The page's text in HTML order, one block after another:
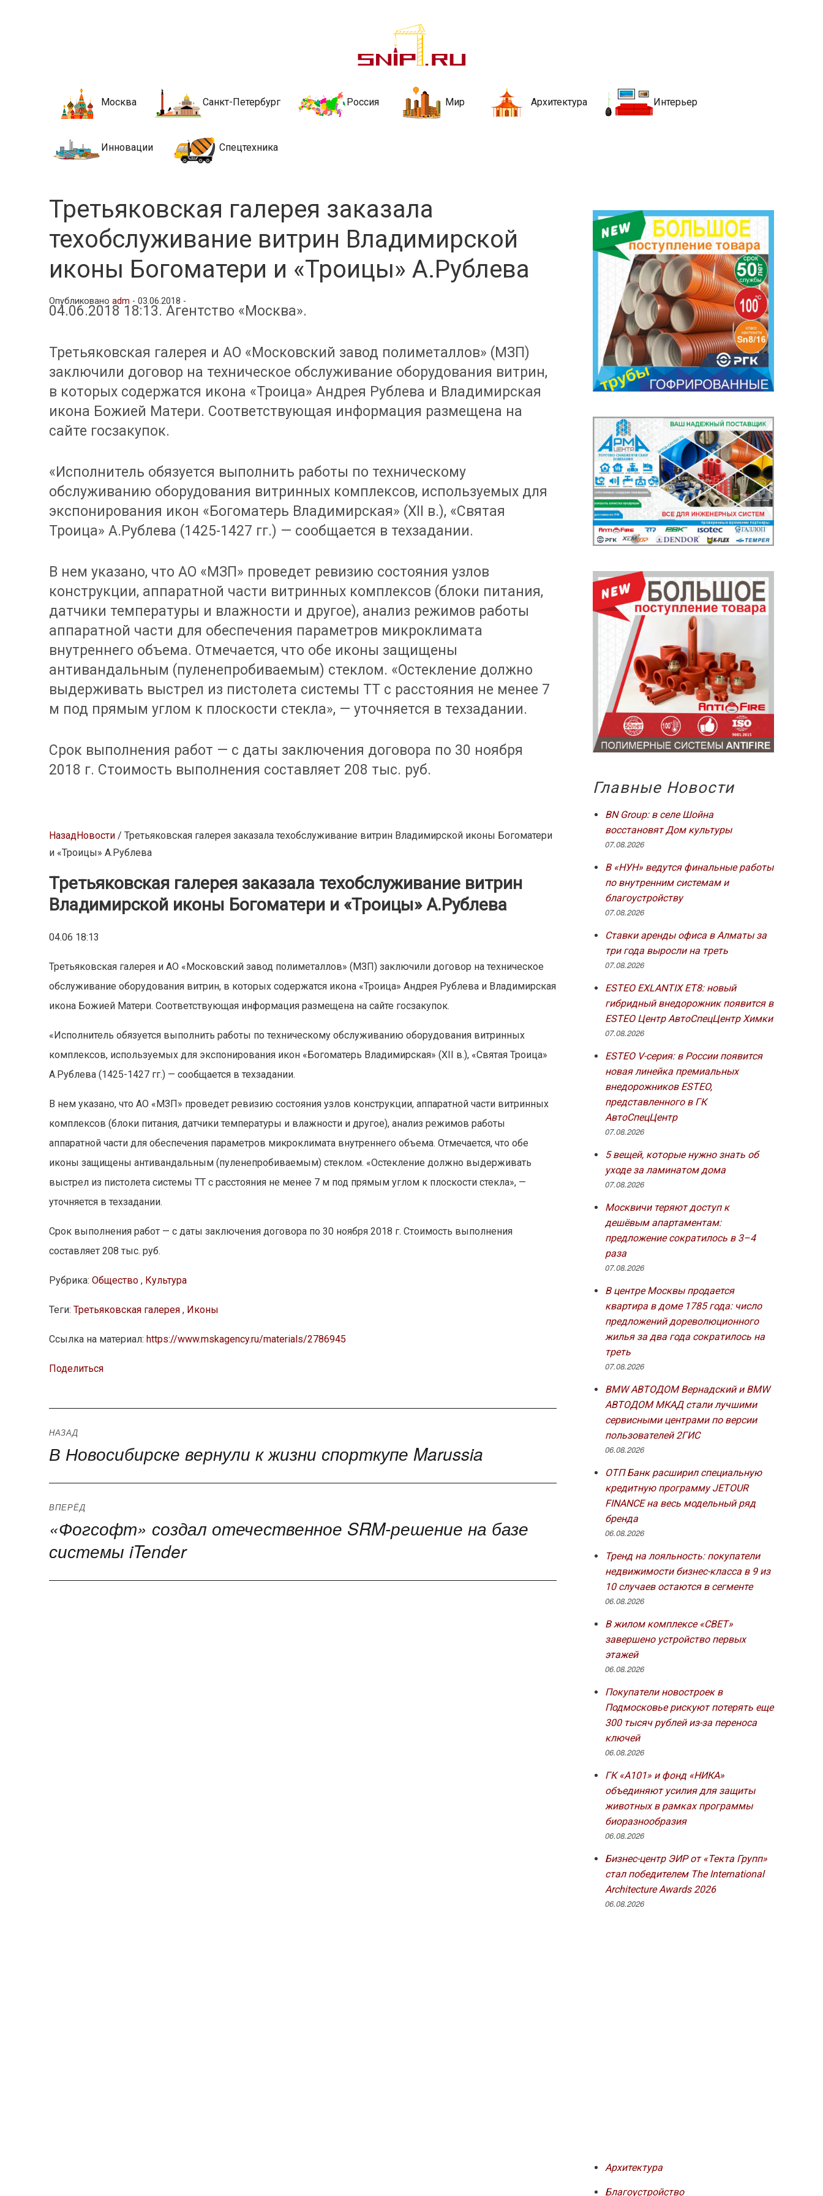
Новости строительства и недвижимости
стройкой рубрики
Москва Санкт-Петербург Россия Мир Архитектура Интерьер
Инновации Спецтехника
Третьяковская галерея заказала
техобслуживание витрин Владимирской
иконы Богоматери и «Троицы» А.Рублева
Опубликованоadm -03.06.2018 -
04.06.2018 18:13. Агентство «Москва».
Третьяковская галерея и АО «Московский завод полиметаллов» (МЗП)
заключили договор на техническое обслуживание оборудования витрин,
в которых содержатся икона «Троица» Андрея Рублева и Владимирская
икона Божией Матери. Соответствующая информация размещена на
сайте госзакупок.
«Исполнитель обязуется выполнить работы по техническому
обслуживанию оборудования витринных комплексов, используемых для
экспонирования икон «Богоматерь Владимирская» (ХII в.), «Святая
Троица» А.Рублева (1425-1427 гг.) — сообщается в техзадании.
В нем указано, что АО «МЗП» проведет ревизию состояния узлов
конструкции, аппаратной части витринных комплексов (блоки питания,
датчики температуры и влажности и другое), анализ режимов работы
аппаратной части для обеспечения параметров микроклимата
внутреннего объема. Отмечается, что обе иконы защищены
антивандальным (пуленепробиваемым) стеклом. «Остекление должно
выдерживать выстрел из пистолета системы ТТ с расстояния не менее 7
м под прямым углом к плоскости стекла», — уточняется в техзадании.
Срок выполнения работ — с даты заключения договора по 30 ноября
2018 г. Стоимость выполнения составляет 208 тыс. руб.
НазадНовости / Третьяковская галерея заказала техобслуживание витрин Владимирской иконы Богоматери
и «Троицы» А.Рублева
Третьяковская галерея заказала техобслуживание витрин
Владимирской иконы Богоматери и «Троицы» А.Рублева
04.06 18:13
Третьяковская галерея и АО «Московский завод полиметаллов» (МЗП) заключили договор на техническое
обслуживание оборудования витрин, в которых содержатся икона «Троица» Андрея Рублева и Владимирская
икона Божией Матери. Соответствующая информация размещена на сайте госзакупок.
«Исполнитель обязуется выполнить работы по техническому обслуживанию оборудования витринных
комплексов, используемых для экспонирования икон «Богоматерь Владимирская» (ХII в.), «Святая Троица»
А.Рублева (1425-1427 гг.) — сообщается в техзадании.
В нем указано, что АО «МЗП» проведет ревизию состояния узлов конструкции, аппаратной части витринных
комплексов (блоки питания, датчики температуры и влажности и другое), анализ режимов работы
аппаратной части для обеспечения параметров микроклимата внутреннего объема. Отмечается, что обе
иконы защищены антивандальным (пуленепробиваемым) стеклом. «Остекление должно выдерживать
выстрел из пистолета системы ТТ с расстояния не менее 7 м под прямым углом к плоскости стекла», —
уточняется в техзадании.
Срок выполнения работ — с даты заключения договора по 30 ноября 2018 г. Стоимость выполнения
составляет 208 тыс. руб.
Рубрика:Общество , Культура
Теги:Третьяковская галерея , Иконы
Ссылка на материал:https://www.mskagency.ru/materials/2786945
Поделиться
Навигация
по
записям
НАЗАД
Предыдущая
В Новосибирске вернули к жизни спорткупе Marussia
ВПЕРЁД
Следующая
«Фогсофт» создал отечественное SRM-решение на базе
системы iTender
Главные Новости
BN Group: в селе Шойна
восстановят Дом культуры
07.08.2026
В «НУН» ведутся финальные работы
по внутренним системам и
благоустройству
07.08.2026
Ставки аренды офиса в Алматы за
три года выросли на треть
07.08.2026
ESTEO EXLANTIX ET8: новый
гибридный внедорожник появится в
ESTEO Центр АвтоСпецЦентр Химки
07.08.2026
ESTEO V-серия: в России появится
новая линейка премиальных
внедорожников ESTEO,
представленного в ГК
АвтоСпецЦентр
07.08.2026
5 вещей, которые нужно знать об
уходе за ламинатом дома
07.08.2026
Москвичи теряют доступ к
дешёвым апартаментам:
предложение сократилось в 3–4
раза
07.08.2026
В центре Москвы продается
квартира в доме 1785 года: число
предложений дореволюционного
жилья за два года сократилось на
треть
07.08.2026
BMW АВТОДОМ Вернадский и BMW
АВТОДОМ МКАД стали лучшими
сервисными центрами по версии
пользователей 2ГИС
06.08.2026
ОТП Банк расширил специальную
кредитную программу JETOUR
FINANCE на весь модельный ряд
бренда
06.08.2026
Тренд на лояльность: покупатели
недвижимости бизнес-класса в 9 из
10 случаев остаются в сегменте
06.08.2026
В жилом комплексе «СВЕТ»
завершено устройство первых
этажей
06.08.2026
Покупатели новостроек в
Подмосковье рискуют потерять еще
300 тысяч рублей из-за переноса
ключей
06.08.2026
ГК «А101» и фонд «НИКА»
объединяют усилия для защиты
животных в рамках программы
биоразнообразия
06.08.2026
Бизнес-центр ЭИР от «Текта Групп»
стал победителем The International
Architecture Awards 2026
06.08.2026
Архитектура
Благоустройство